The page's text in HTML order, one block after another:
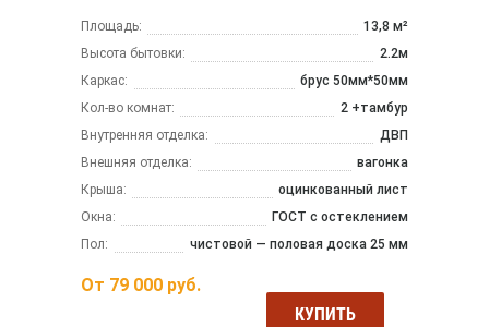
Площадь:
13,8 м²
Высота бытовки:
2.2м
Каркас:
брус 50мм*50мм
Кол-во комнат:
2 +тамбур
Внутренняя отделка:
ДВП
Внешняя отделка:
вагонка
Крыша:
оцинкованный лист
Окна:
ГОСТ с остеклением
Пол:
чистовой — половая доска 25 мм
От 79 000 руб.
КУПИТЬ